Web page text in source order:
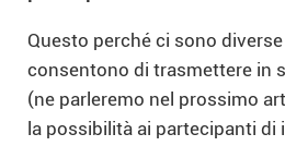
Questo perché ci sono
consentono di trasmettere in
(ne parleremo nel prossimo
la possibilità ai partecipanti di